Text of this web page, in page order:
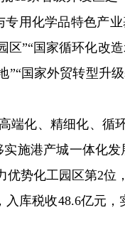
用化学品特色产
”“国家循环化改
国家外贸转型升
端化、精细化、循
施港产城一体化
优势化工园区第2
库税收48.6亿元